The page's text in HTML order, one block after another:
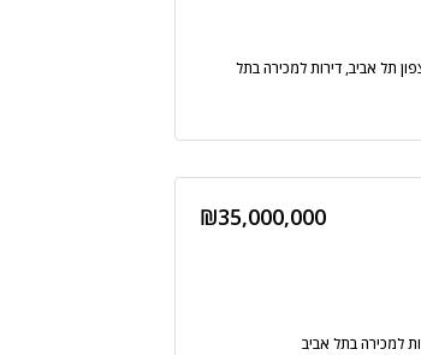
תל אביב, דירות למכירה בתל
₪35,000,000
למכירה בתל אביב